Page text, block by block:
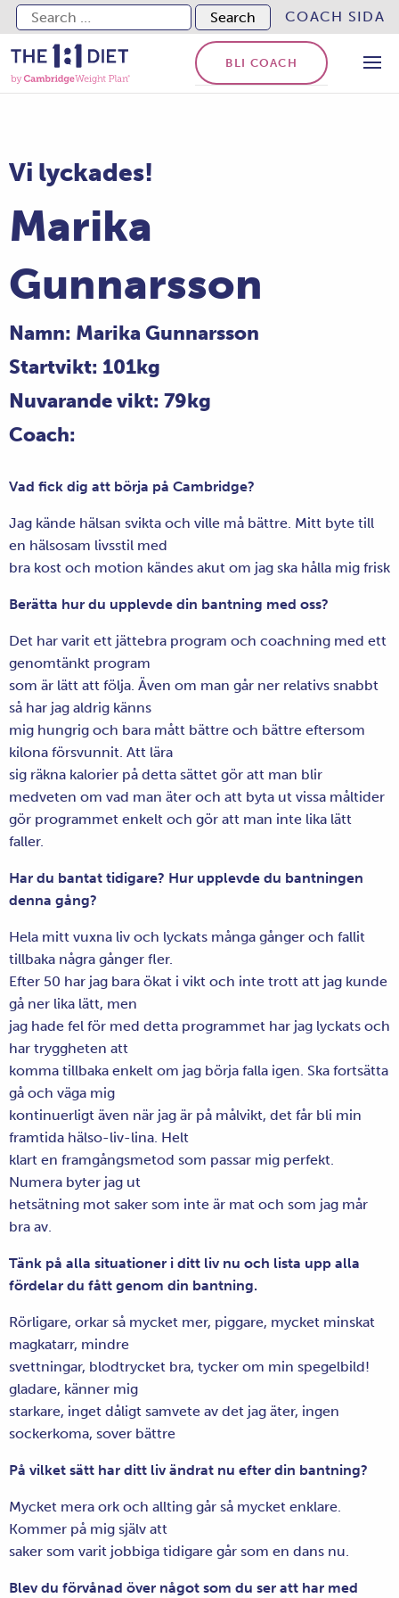
Search for: COACH SIDA
BLI COACH
Vi lyckades!
Marika
Gunnarsson
Namn: Marika Gunnarsson
Startvikt: 101kg
Nuvarande vikt: 79kg
Coach:
Vad fick dig att börja på Cambridge?
Jag kände hälsan svikta och ville må bättre. Mitt byte till
en hälsosam livsstil med
bra kost och motion kändes akut om jag ska hålla mig frisk
Berätta hur du upplevde din bantning med oss?
Det har varit ett jättebra program och coachning med ett
genomtänkt program
som är lätt att följa. Även om man går ner relativs snabbt
så har jag aldrig känns
mig hungrig och bara mått bättre och bättre eftersom
kilona försvunnit. Att lära
sig räkna kalorier på detta sättet gör att man blir
medveten om vad man äter och att byta ut vissa måltider
gör programmet enkelt och gör att man inte lika lätt
faller.
Har du bantat tidigare? Hur upplevde du bantningen
denna gång?
Hela mitt vuxna liv och lyckats många gånger och fallit
tillbaka några gånger fler.
Efter 50 har jag bara ökat i vikt och inte trott att jag kunde
gå ner lika lätt, men
jag hade fel för med detta programmet har jag lyckats och
har tryggheten att
komma tillbaka enkelt om jag börja falla igen. Ska fortsätta
gå och väga mig
kontinuerligt även när jag är på målvikt, det får bli min
framtida hälso-liv-lina. Helt
klart en framgångsmetod som passar mig perfekt.
Numera byter jag ut
hetsätning mot saker som inte är mat och som jag mår
bra av.
Tänk på alla situationer i ditt liv nu och lista upp alla
fördelar du fått genom din bantning.
Rörligare, orkar så mycket mer, piggare, mycket minskat
magkatarr, mindre
svettningar, blodtrycket bra, tycker om min spegelbild!
gladare, känner mig
starkare, inget dåligt samvete av det jag äter, ingen
sockerkoma, sover bättre
På vilket sätt har ditt liv ändrat nu efter din bantning?
Mycket mera ork och allting går så mycket enklare.
Kommer på mig själv att
saker som varit jobbiga tidigare går som en dans nu.
Blev du förvånad över något som du ser att har med